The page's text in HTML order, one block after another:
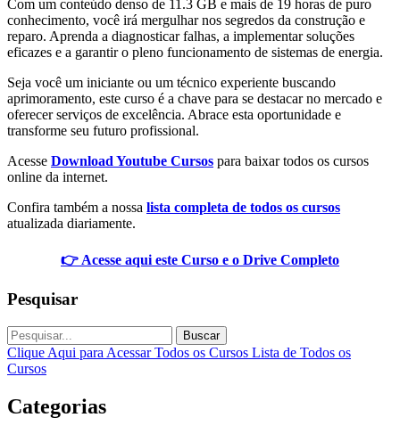
Com um conteúdo denso de 11.3 GB e mais de 19 horas de puro
conhecimento, você irá mergulhar nos segredos da construção e
reparo. Aprenda a diagnosticar falhas, a implementar soluções
eficazes e a garantir o pleno funcionamento de sistemas de energia.
Seja você um iniciante ou um técnico experiente buscando
aprimoramento, este curso é a chave para se destacar no mercado e
oferecer serviços de excelência. Abrace esta oportunidade e
transforme seu futuro profissional.
Acesse Download Youtube Cursos para baixar todos os cursos
online da internet.
Confira também a nossa lista completa de todos os cursos
atualizada diariamente.
👉 Acesse aqui este Curso e o Drive Completo
Pesquisar
Buscar
Clique Aqui para Acessar Todos os Cursos Lista de Todos os
Cursos
Categorias